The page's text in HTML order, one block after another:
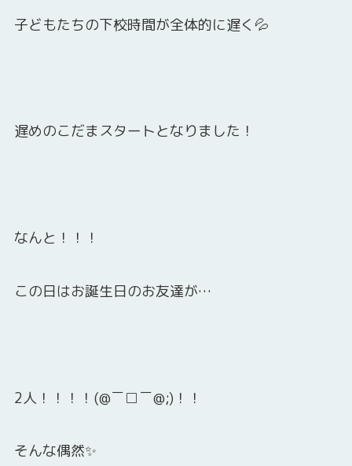
子どもたちの下校時間が全体的に遅く💦
遅めのこだまスタートとなりました！
なんと！！！
この日はお誕生日のお友達が…
2人！！！！(@￣□￣@;)！！
そんな偶然✨